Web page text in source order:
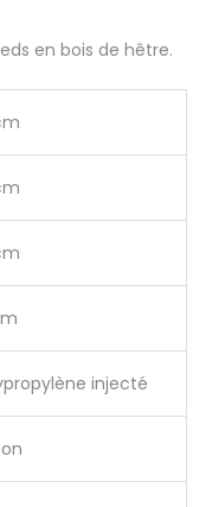
en bois de hêtre.
injecté